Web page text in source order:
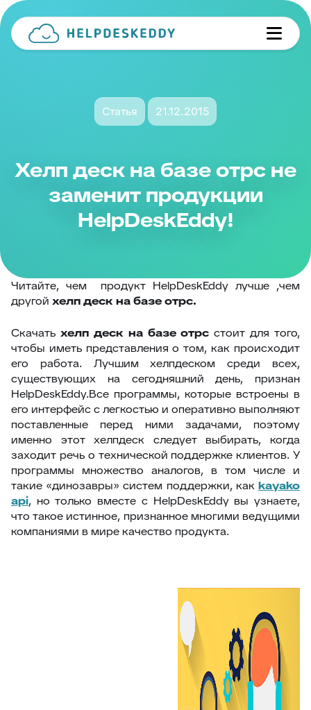
Статья 21.12.2015
Хелп деск на базе отрс не
заменит продукции
HelpDeskEddy!
Читайте, чем продукт HelpDeskEddy лучше ,чем
другой хелп деск на базе отрс.
Скачать хелп деск на базе отрс стоит для того,
чтобы иметь представления о том, как происходит
его работа. Лучшим хелпдеском среди всех,
существующих на сегодняшний день, признан
HelpDeskEddy.Все программы, которые встроены в
его интерфейс с легкостью и оперативно выполняют
поставленные перед ними задачами, поэтому
именно этот хелпдеск следует выбирать, когда
заходит речь о технической поддержке клиентов. У
программы множество аналогов, в том числе и
такие «динозавры» систем поддержки, как kayako
api, но только вместе с HelpDeskEddy вы узнаете,
что такое истинное, признанное многими ведущими
компаниями в мире качество продукта.